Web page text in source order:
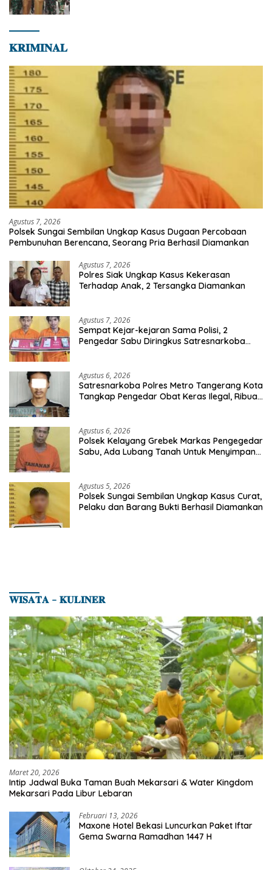
𝐊𝐑𝐈𝐌𝐈𝐍𝐀𝐋
Agustus 7, 2026
Polsek Sungai Sembilan Ungkap Kasus Dugaan Percobaan
Pembunuhan Berencana, Seorang Pria Berhasil Diamankan
Agustus 7, 2026
Polres Siak Ungkap Kasus Kekerasan
Terhadap Anak, 2 Tersangka Diamankan
Agustus 7, 2026
Sempat Kejar-kejaran Sama Polisi, 2
Pengedar Sabu Diringkus Satresnarkoba
Agustus 6, 2026
Satresnarkoba Polres Metro Tangerang Kota
Tangkap Pengedar Obat Keras Ilegal, Ribuan
Agustus 6, 2026
Polsek Kelayang Grebek Markas Pengegedar
Sabu, Ada Lubang Tanah Untuk Menyimpan
Agustus 5, 2026
Polsek Sungai Sembilan Ungkap Kasus Curat,
Pelaku dan Barang Bukti Berhasil Diamankan
𝐖𝐈𝐒𝐀𝐓𝐀 – 𝐊𝐔𝐋𝐈𝐍𝐄𝐑
Maret 20, 2026
Intip Jadwal Buka Taman Buah Mekarsari & Water Kingdom
Mekarsari Pada Libur Lebaran
Februari 13, 2026
Maxone Hotel Bekasi Luncurkan Paket Iftar
Gema Swarna Ramadhan 1447 H